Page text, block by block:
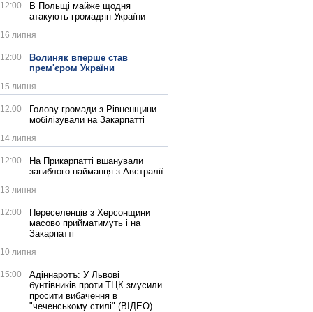
12:00
В Польщі майже щодня
атакують громадян України
16 липня
12:00
Волиняк вперше став
прем'єром України
15 липня
12:00
Голову громади з Рівненщини
мобілізували на Закарпатті
14 липня
12:00
На Прикарпатті вшанували
загиблого найманця з Австралії
13 липня
12:00
Переселенців з Херсонщини
масово прийматимуть і на
Закарпатті
10 липня
15:00
Адіннаротъ: У Львові
бунтівників проти ТЦК змусили
просити вибачення в
"чеченському стилі" (ВІДЕО)